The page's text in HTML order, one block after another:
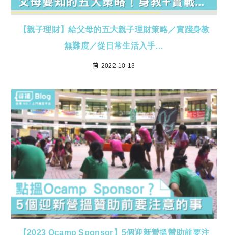
【親子理財】給父母的五大親子理財策略／實踐身教
無難度／從日常生活入手…
2022-10-13
【2023 Ocamp Sponsor】5個迎新營搵贊助前要注